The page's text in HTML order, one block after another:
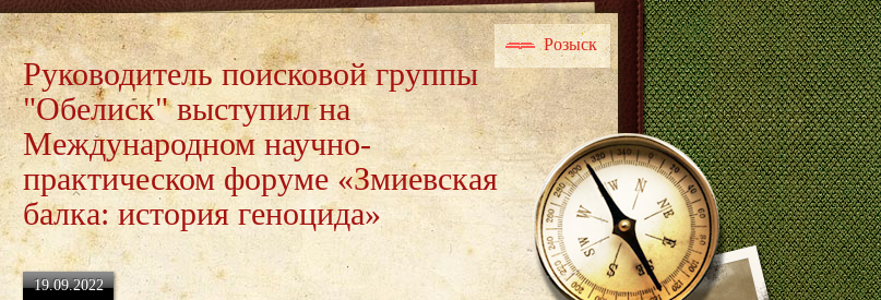
Розыск
Руководитель поисковой группы
"Обелиск" выступил на
Международном научно-
практическом форуме «Змиевская
балка: история геноцида»
19.09.2022